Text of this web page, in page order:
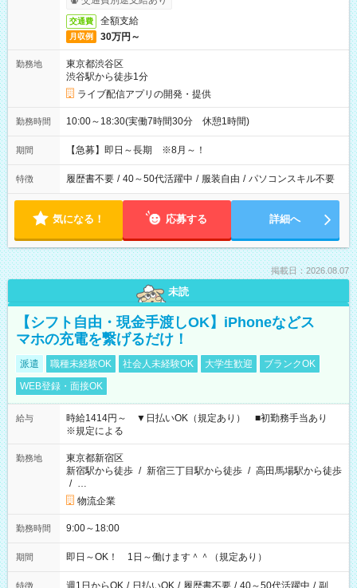
交通費 全額支給
月収例 30万円～
勤務地
東京都渋谷区
渋谷駅から徒歩1分
ライブ配信アプリの開発・提供
勤務時間 10:00～18:30(実働7時間30分 休憩1時間)
期間 【急募】即日～長期 ※8月～！
特徴 履歴書不要 / 40～50代活躍中 / 服装自由 / パソコンスキル不要
気になる！ 応募する 詳細へ
掲載日：2026.08.07
未読
【シフト自由・現金手渡しOK】iPhoneなどス
マホの充電を繋げるだけ！
派遣 職種未経験OK 社会人未経験OK 大学生歓迎
ブランクOK
WEB登録・面接OK
給与
時給1414円～ ▼日払いOK（規定あり） ■初勤務手当あり
※規定による
勤務地
東京都新宿区
新宿駅から徒歩 / 新宿三丁目駅から徒歩 / 高田馬場駅から徒歩
/ …
物流企業
勤務時間 9:00～18:00
期間 即日～OK！ 1日～働けます＾＾（規定あり）
特徴 週1日からOK / 日払いOK / 履歴書不要 / 40～50代活躍中 / 副